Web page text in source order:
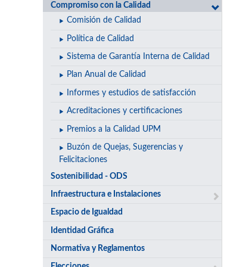
Compromiso con la Calidad
Comisión de Calidad
Política de Calidad
Sistema de Garantía Interna de Calidad
Plan Anual de Calidad
Informes y estudios de satisfacción
Acreditaciones y certificaciones
Premios a la Calidad UPM
Buzón de Quejas, Sugerencias y
Felicitaciones
Sostenibilidad - ODS
Infraestructura e Instalaciones
Espacio de Igualdad
Identidad Gráfica
Normativa y Reglamentos